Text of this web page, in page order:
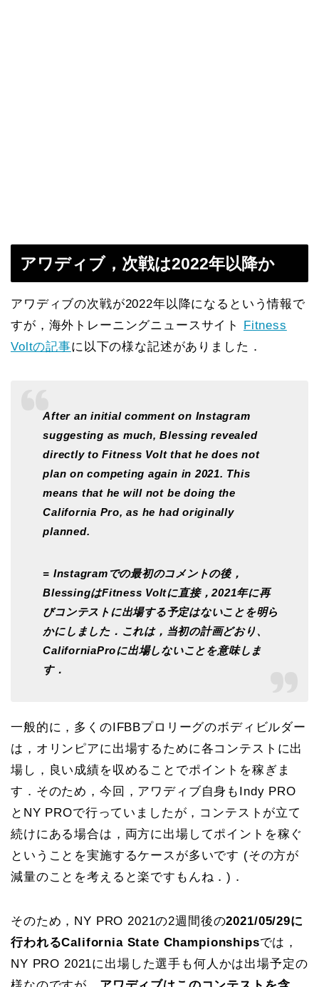
アワディブ，次戦は2022年以降か
アワディブの次戦が2022年以降になるという情報で
すが，海外トレーニングニュースサイト Fitness
Voltの記事に以下の様な記述がありました．
After an initial comment on Instagram
suggesting as much, Blessing revealed
directly to Fitness Volt that he does not
plan on competing again in 2021. This
means that he will not be doing the
California Pro, as he had originally
planned.
= Instagramでの最初のコメントの後，
BlessingはFitness Voltに直接，2021年に再
びコンテストに出場する予定はないことを明ら
かにしました．これは，当初の計画どおり、
CaliforniaProに出場しないことを意味しま
す．
一般的に，多くのIFBBプロリーグのボディビルダー
は，オリンピアに出場するために各コンテストに出
場し，良い成績を収めることでポイントを稼ぎま
す．そのため，今回，アワディブ自身もIndy PRO
とNY PROで行っていましたが，コンテストが立て
続けにある場合は，両方に出場してポイントを稼ぐ
ということを実施するケースが多いです (その方が
減量のことを考えると楽ですもんね．)．
そのため，NY PRO 2021の2週間後の2021/05/29に
行われるCalifornia State Championshipsでは，
NY PRO 2021に出場した選手も何人かは出場予定の